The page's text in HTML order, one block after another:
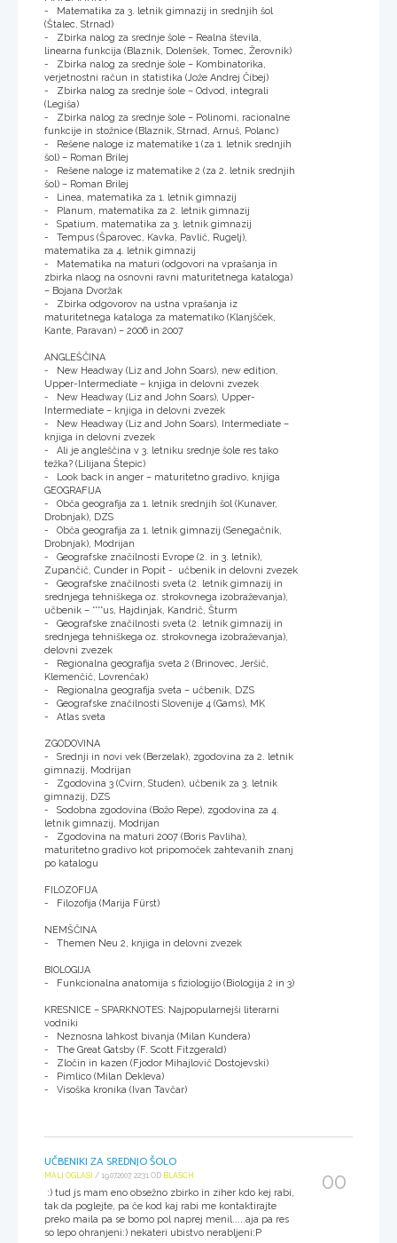
- Matematika za 3. letnik gimnazij in srednjih šol
(Štalec, Strnad)
- Zbirka nalog za srednje šole – Realna števila,
linearna funkcija (Blaznik, Dolenšek, Tomec, Žerovnik)
- Zbirka nalog za srednje šole – Kombinatorika,
verjetnostni račun in statistika (Jože Andrej Čibej)
- Zbirka nalog za srednje šole – Odvod, integrali
(Legiša)
- Zbirka nalog za srednje šole – Polinomi, racionalne
funkcije in stožnice (Blaznik, Strnad, Arnuš, Polanc)
- Rešene naloge iz matematike 1 (za 1. letnik srednjih
šol) – Roman Brilej
- Rešene naloge iz matematike 2 (za 2. letnik srednjih
šol) – Roman Brilej
- Linea, matematika za 1. letnik gimnazij
- Planum, matematika za 2. letnik gimnazij
- Spatium, matematika za 3. letnik gimnazij
- Tempus (Šparovec, Kavka, Pavlič, Rugelj),
matematika za 4. letnik gimnazij
- Matematika na maturi (odgovori na vprašanja in
zbirka nlaog na osnovni ravni maturitetnega kataloga)
– Bojana Dvoržak
- Zbirka odgovorov na ustna vprašanja iz
maturitetnega kataloga za matematiko (Klanjšček,
Kante, Paravan) – 2006 in 2007
ANGLEŠČINA
- New Headway (Liz and John Soars), new edition,
Upper-Intermediate – knjiga in delovni zvezek
- New Headway (Liz and John Soars), Upper-
Intermediate – knjiga in delovni zvezek
- New Headway (Liz and John Soars), Intermediate –
knjiga in delovni zvezek
- Ali je angleščina v 3. letniku srednje šole res tako
težka? (Lilijana Štepic)
- Look back in anger – maturitetno gradivo, knjiga
GEOGRAFIJA
- Obča geografija za 1. letnik srednjih šol (Kunaver,
Drobnjak), DZS
- Obča geografija za 1. letnik gimnazij (Senegačnik,
Drobnjak), Modrijan
- Geografske značilnosti Evrope (2. in 3. letnik),
Zupančič, Cunder in Popit - učbenik in delovni zvezek
- Geografske značilnosti sveta (2. letnik gimnazij in
srednjega tehniškega oz. strokovnega izobraževanja),
učbenik – ****us, Hajdinjak, Kandrič, Šturm
- Geografske značilnosti sveta (2. letnik gimnazij in
srednjega tehniškega oz. strokovnega izobraževanja),
delovni zvezek
- Regionalna geografija sveta 2 (Brinovec, Jeršič,
Klemenčič, Lovrenčak)
- Regionalna geografija sveta – učbenik, DZS
- Geografske značilnosti Slovenije 4 (Gams), MK
- Atlas sveta
ZGODOVINA
- Srednji in novi vek (Berzelak), zgodovina za 2. letnik
gimnazij, Modrijan
- Zgodovina 3 (Cvirn, Studen), učbenik za 3. letnik
gimnazij, DZS
- Sodobna zgodovina (Božo Repe), zgodovina za 4.
letnik gimnazij, Modrijan
- Zgodovina na maturi 2007 (Boris Pavliha),
maturitetno gradivo kot pripomoček zahtevanih znanj
po katalogu
FILOZOFIJA
- Filozofija (Marija Fürst)
NEMŠČINA
- Themen Neu 2, knjiga in delovni zvezek
BIOLOGIJA
- Funkcionalna anatomija s fiziologijo (Biologija 2 in 3)
KRESNICE – SPARKNOTES: Najpopularnejši literarni
vodniki
- Neznosna lahkost bivanja (Milan Kundera)
- The Great Gatsby (F. Scott Fitzgerald)
- Zločin in kazen (Fjodor Mihajlovič Dostojevski)
- Pimlico (Milan Dekleva)
- Visoška kronika (Ivan Tavčar)
UČBENIKI ZA SREDNJO ŠOLO
MALI OGLASI / 19.07.2007, 22:31 OD BLASCH
:) tud js mam eno obsežno zbirko in ziher kdo kej rabi,
tak da poglejte, pa če kod kaj rabi me kontaktirajte
preko maila pa se bomo pol naprej menil.....aja pa res
so lepo ohranjeni:) nekateri ubistvo nerabljeni:P
00